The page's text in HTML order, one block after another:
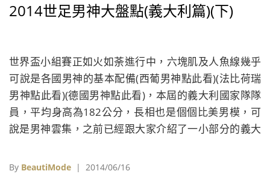
2014世足男神大盤點(義大利篇)(下)
世界盃小組賽正如火如荼進行中，六塊肌及人魚線幾乎
可說是各國男神的基本配備(西葡男神點此看)(法比荷瑞
男神點此看)(德國男神點此看)，本屆的義大利國家隊隊
員，平均身高為182公分，長相也是個個比美男模，可
說是男神雲集，之前已經跟大家介紹了一小部分的義大
男神▶中場 / 背號8號 / 克勞迪奧馬爾基西奧Claudio
By BeautiMode | 2014/06/16